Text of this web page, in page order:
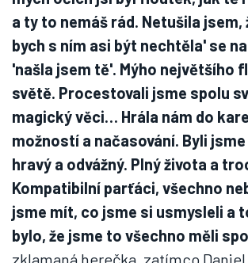
a ty to nemáš rád. Netušila jsem,
bych s ním asi být nechtěla' se
'našla jsem tě'. Mýho největšího
světě. Procestovali jsme spolu
magický věci… Hrála nám do
možností a načasování. Byli jsme
hravý a odvážný. Plný života a
Kompatibilní parťáci, všechno
jsme mít, co jsme si usmysleli a
bylo, že jsme to všechno měli
zklamaná herečka, zatímco